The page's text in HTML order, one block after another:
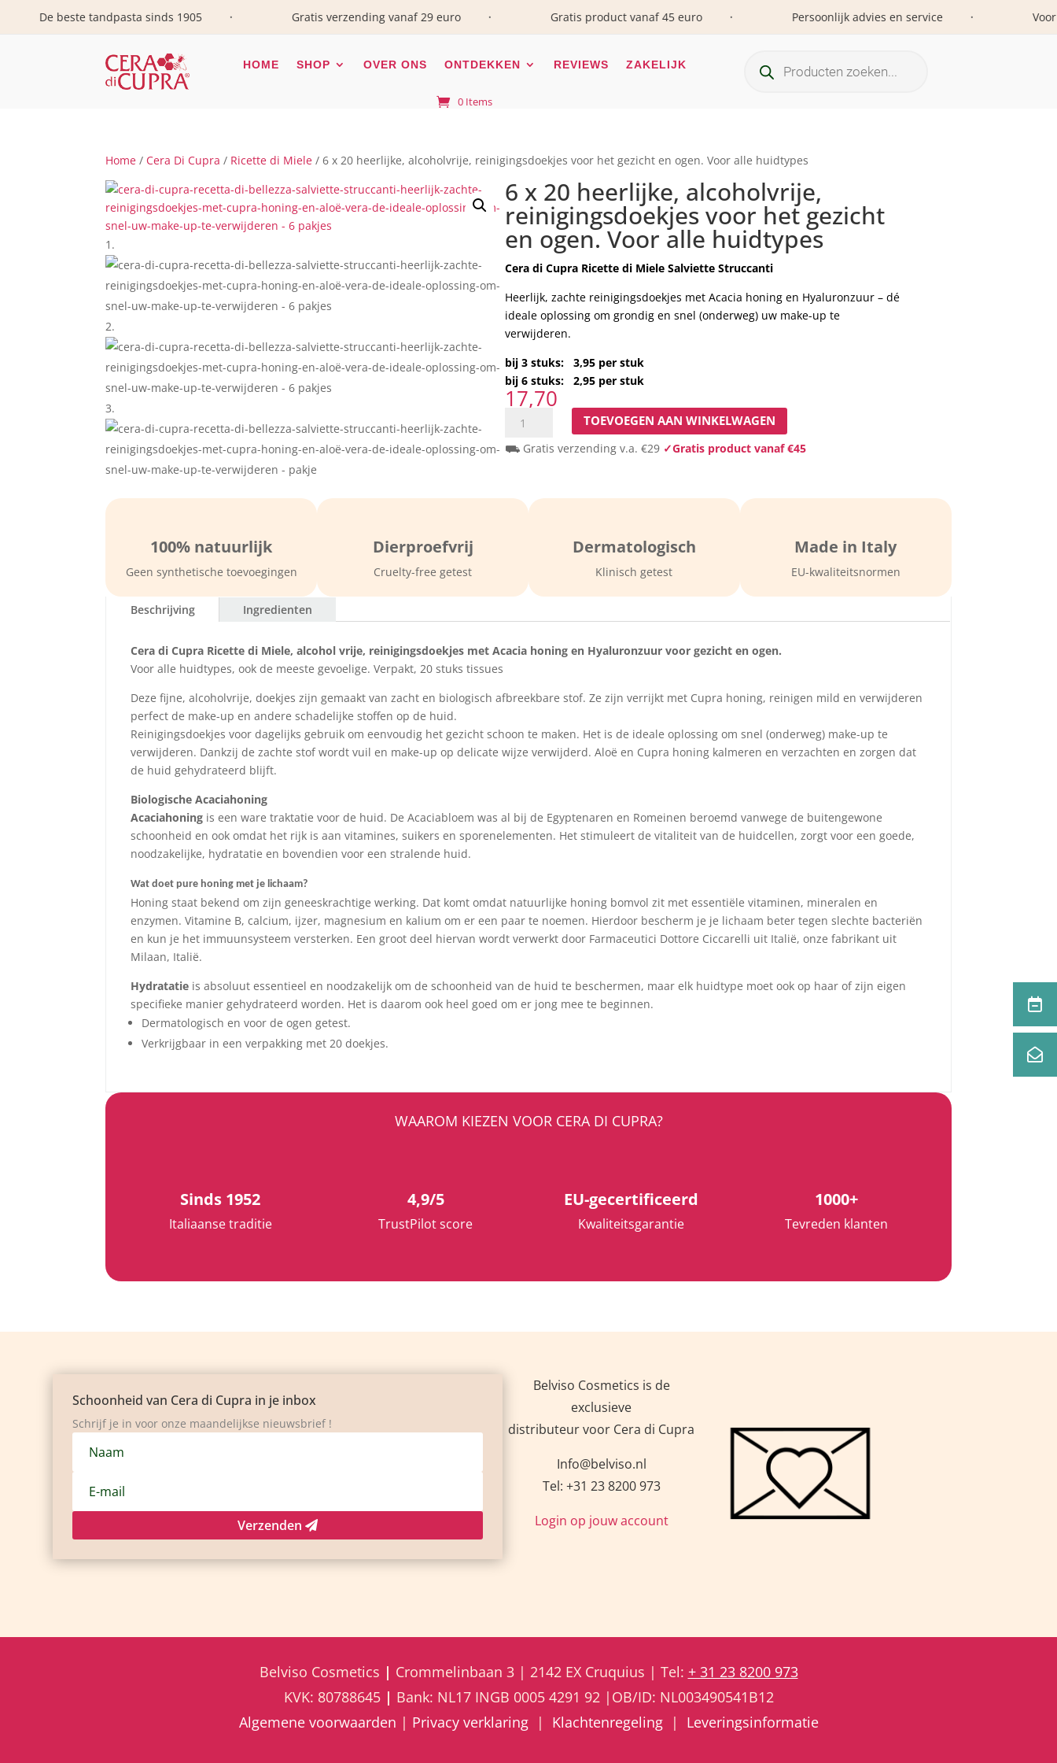
De beste tandpasta sinds 1905 Gratis verzending vanaf 29 euro Gratis product vanaf 45 euro Persoonlijk advies en service Voor
HOME SHOP OVER ONS ONTDEKKEN REVIEWS ZAKELIJK
0 Items
zoeken
Home / Cera Di Cupra / Ricette di Miele / 6 x 20 heerlijke, alcoholvrije, reinigingsdoekjes voor het gezicht en ogen. Voor alle huidtypes
6 x 20 heerlijke, alcoholvrije,
reinigingsdoekjes voor het gezicht
en ogen. Voor alle huidtypes
Cera di Cupra Ricette di Miele Salviette Struccanti
Heerlijk, zachte reinigingsdoekjes met Acacia honing en Hyaluronzuur – dé
ideale oplossing om grondig en snel (onderweg) uw make-up te
verwijderen.
bij 3 stuks: 3,95 per stuk
bij 6 stuks: 2,95 per stuk
17,70
20
reinigingsdoekjes
ogen.
huidtypes
TOEVOEGEN AAN WINKELWAGEN
⛟ Gratis verzending v.a. €29 ✓Gratis product vanaf €45
100% natuurlijk
Geen synthetische toevoegingen
Dierproefvrij
Cruelty-free getest
Dermatologisch
Klinisch getest
Made in Italy
EU-kwaliteitsnormen
Beschrijving Ingredienten
Cera di Cupra Ricette di Miele, alcohol vrije, reinigingsdoekjes met Acacia honing en Hyaluronzuur voor gezicht en ogen.
Voor alle huidtypes, ook de meeste gevoelige. Verpakt, 20 stuks tissues
Deze fijne, alcoholvrije, doekjes zijn gemaakt van zacht en biologisch afbreekbare stof. Ze zijn verrijkt met Cupra honing, reinigen mild en verwijderen
perfect de make-up en andere schadelijke stoffen op de huid.
Reinigingsdoekjes voor dagelijks gebruik om eenvoudig het gezicht schoon te maken. Het is de ideale oplossing om snel (onderweg) make-up te
verwijderen. Dankzij de zachte stof wordt vuil en make-up op delicate wijze verwijderd. Aloë en Cupra honing kalmeren en verzachten en zorgen dat
de huid gehydrateerd blijft.
Biologische Acaciahoning
Acaciahoning is een ware traktatie voor de huid. De Acaciabloem was al bij de Egyptenaren en Romeinen beroemd vanwege de buitengewone
schoonheid en ook omdat het rijk is aan vitamines, suikers en sporenelementen. Het stimuleert de vitaliteit van de huidcellen, zorgt voor een goede,
noodzakelijke, hydratatie en bovendien voor een stralende huid.
Wat doet pure honing met je lichaam?
Honing staat bekend om zijn geneeskrachtige werking. Dat komt omdat natuurlijke honing bomvol zit met essentiële vitaminen, mineralen en
enzymen. Vitamine B, calcium, ijzer, magnesium en kalium om er een paar te noemen. Hierdoor bescherm je je lichaam beter tegen slechte bacteriën
en kun je het immuunsysteem versterken. Een groot deel hiervan wordt verwerkt door Farmaceutici Dottore Ciccarelli uit Italië, onze fabrikant uit
Milaan, Italië.
Hydratatie is absoluut essentieel en noodzakelijk om de schoonheid van de huid te beschermen, maar elk huidtype moet ook op haar of zijn eigen
specifieke manier gehydrateerd worden. Het is daarom ook heel goed om er jong mee te beginnen.
Dermatologisch en voor de ogen getest.
Verkrijgbaar in een verpakking met 20 doekjes.
WAAROM KIEZEN VOOR CERA DI CUPRA?
Sinds 1952
Italiaanse traditie
4,9/5
TrustPilot score
EU-gecertificeerd
Kwaliteitsgarantie
1000+
Tevreden klanten
Schoonheid van Cera di Cupra in je inbox
Schrijf je in voor onze maandelijkse nieuwsbrief !
Verzenden
Belviso Cosmetics is de
exclusieve
distributeur voor Cera di Cupra
Info@belviso.nl
Tel: +31 23 8200 973
Login op jouw account
Belviso Cosmetics | Crommelinbaan 3 | 2142 EX Cruquius | Tel: + 31 23 8200 973
KVK: 80788645 | Bank: NL17 INGB 0005 4291 92 |OB/ID: NL003490541B12
Algemene voorwaarden | Privacy verklaring| Klachtenregeling| Leveringsinformatie